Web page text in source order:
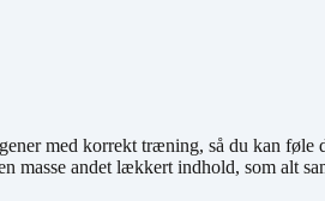
med korrekt træning, så du kan
masse andet lækkert indhold, som alt